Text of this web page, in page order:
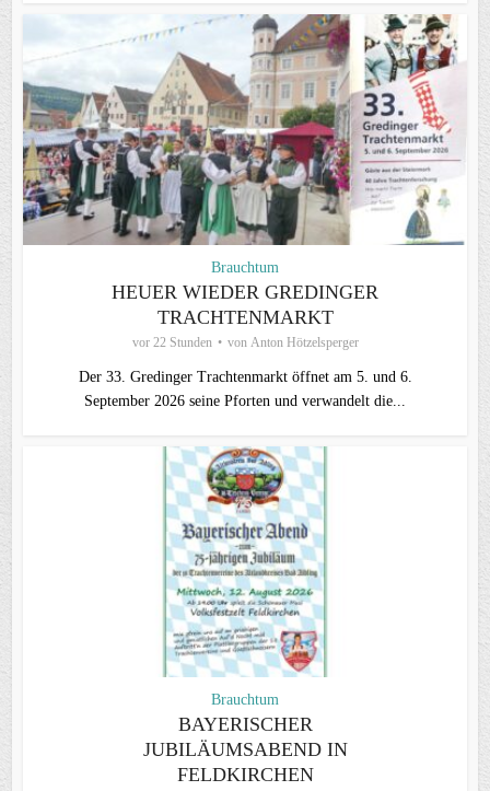
Brauchtum
HEUER WIEDER GREDINGER
TRACHTENMARKT
vor 22 Stunden von Anton Hötzelsperger
Der 33. Gredinger Trachtenmarkt öffnet am 5. und 6.
September 2026 seine Pforten und verwandelt die...
Brauchtum
BAYERISCHER
JUBILÄUMSABEND IN
FELDKIRCHEN